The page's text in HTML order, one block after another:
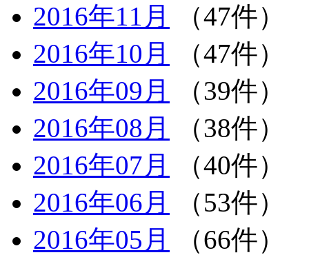
2016年11月
（47件）
2016年10月
（47件）
2016年09月
（39件）
2016年08月
（38件）
2016年07月
（40件）
2016年06月
（53件）
2016年05月
（66件）